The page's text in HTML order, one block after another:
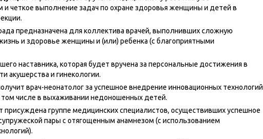
четкое выполнение задач по охране здоровья женщины и детей в
предназначена для коллектива врачей, выполнивших сложную
и здоровье женщины и (или) ребенка (с благоприятными
наставника, которая будет вручена за персональные достижения в
акушерства и гинекологии.
врач-неонатолог за успешное внедрение инновационных технологий
числе в выхаживании недоношенных детей.
присуждена группе медицинских специалистов, осуществивших успешное
пары с отягощенным анамнезом (с использованием